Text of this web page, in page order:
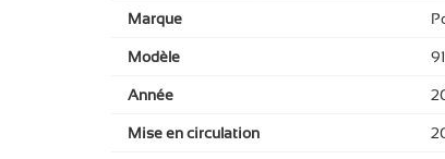
Marque
Modèle
Année
Mise en circulation